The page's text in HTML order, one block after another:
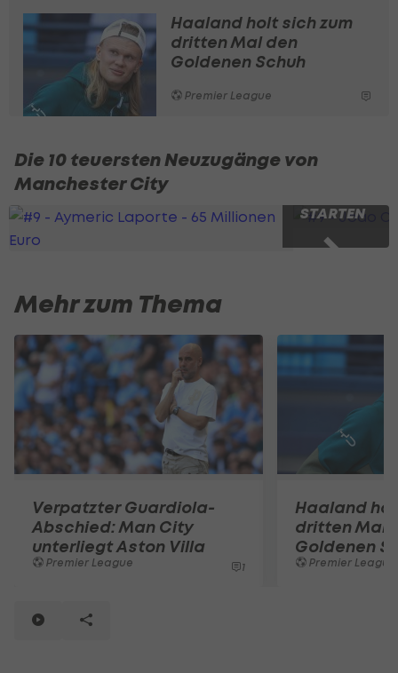
Haaland holt sich zum
dritten Mal den
Goldenen Schuh
Premier League
Die 10 teuersten Neuzugänge von
Manchester City
STARTEN
Mehr zum Thema
Verpatzter Guardiola-
Abschied: Man City
unterliegt Aston Villa
Premier League 1
Haaland
dritten Mal
Goldenen
Premier League